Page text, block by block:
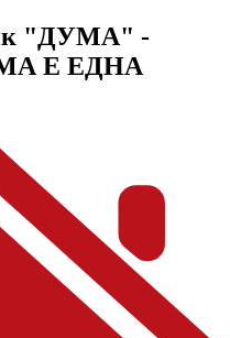
"ДУМА" -
Е ЕДНА